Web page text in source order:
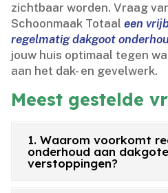
zichtbaar worden.​ Vraag
Schoonmaak Totaaleen
regelmatig dakgoot
jouw huis optimaal tegen
aan het dak- en gevelwerk.​
Meest gestelde
1. Waarom voorkomt
onderhoud aan
verstoppingen?